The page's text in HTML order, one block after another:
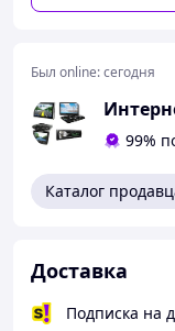
Был online:сегодня
99%
Каталог
Доставка
Подписка на